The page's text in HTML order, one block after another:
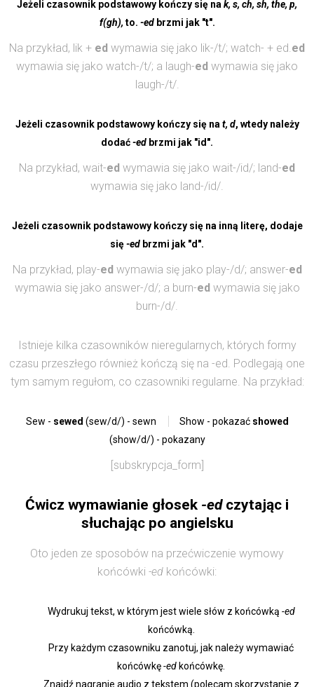
Jeżeli czasownik podstawowy kończy się na k, s, ch, sh, the, p,
f(gh), to. -edbrzmi jak "t".
Na przykład, lik + ed wymawia się jako lik-/t/; watch- + ed.ed
wymawia się jako watch-/t/; a laugh-ed wymawia się jako
laugh-/t/.
Jeżeli czasownik podstawowy kończy się na t, d, wtedy należy
dodać-ed brzmi jak "id".
Na przykład, wait-ed wymawia się jako wait-/id/; land-ed
wymawia się jako land-/id/.
Jeżeli czasownik podstawowy kończy się na inną literę, dodaje
się-ed brzmi jak "d".
Na przykład, play-ed wymawia się jako play-/d/; answer-ed
wymawia się jako answer-/d/; a burn-ed wymawia się jako
burn-/d/.
Istnieje kilka czasowników nieregularnych, których formy
czasu przeszłego również kończą się na -ed. Podlegają one
tym samym regułom, co czasowniki regularne. Na przykład:
Sew - sewed (sew/d/) - sewn Show - pokazać showed
(show/d/) - pokazany
[subskrypcja_form]
Ćwicz wymawianie głosek -edczytając i
słuchając po angielsku
Oto jeden ze sposobów na przećwiczenie wymowy
końcówki -ed końcówki:
Wydrukuj tekst, w którym jest wiele słów z końcówką -ed
końcówką.
Przy każdym czasowniku zanotuj, jak należy wymawiać
końcówkę-edkońcówkę.
Znajdź nagranie audio z tekstem (polecam skorzystanie z